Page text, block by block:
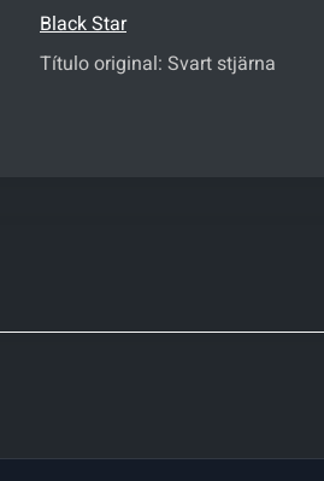
Black Star
Título original: Svart stjärna